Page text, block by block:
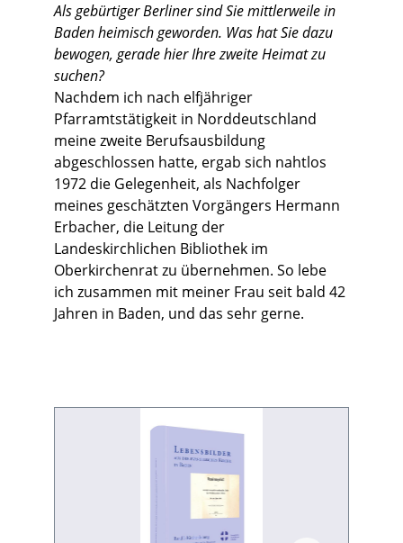
Als gebürtiger Berliner sind Sie mittlerweile in
Baden heimisch geworden. Was hat Sie dazu
bewogen, gerade hier Ihre zweite Heimat zu
suchen?
Nachdem ich nach elfjähriger
Pfarramtstätigkeit in Norddeutschland
meine zweite Berufsausbildung
abgeschlossen hatte, ergab sich nahtlos
1972 die Gelegenheit, als Nachfolger
meines geschätzten Vorgängers Hermann
Erbacher, die Leitung der
Landeskirchlichen Bibliothek im
Oberkirchenrat zu übernehmen. So lebe
ich zusammen mit meiner Frau seit bald 42
Jahren in Baden, und das sehr gerne.